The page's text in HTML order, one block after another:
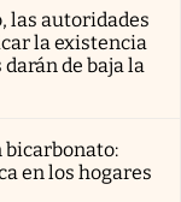
las autoridades
la existencia
de baja la
bicarbonato:
en los hogares